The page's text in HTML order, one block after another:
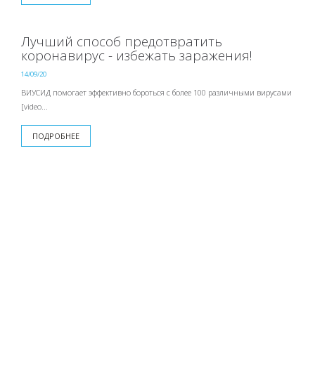
Лучший способ предотвратить
коронавирус - избежать заражения!
14/09/20
ВИУСИД помогает эффективно бороться с более 100 различными вирусами
[video...
ПОДРОБНЕЕ